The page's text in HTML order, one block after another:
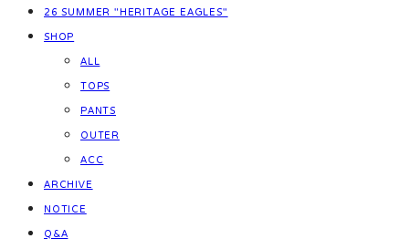
26 SUMMER "HERITAGE EAGLES"
SHOP
ALL
TOPS
PANTS
OUTER
ACC
ARCHIVE
NOTICE
Q&A